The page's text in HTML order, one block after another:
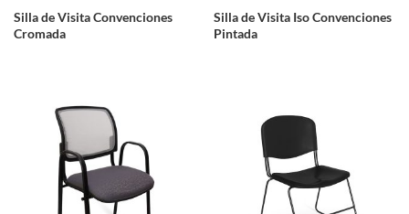
Silla de Visita Convenciones
Cromada
Silla de Visita Iso Convenciones
Pintada